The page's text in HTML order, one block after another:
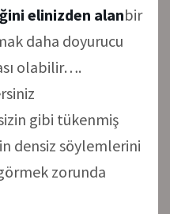
elinizden alanbir
daha doyurucu
olabilir….
gibi tükenmiş
densiz söylemlerini
zorunda